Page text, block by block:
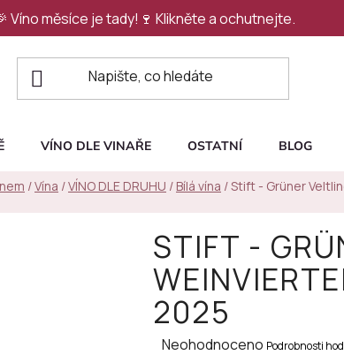
Víno měsíce je tady!🍷 Klikněte a ochutnejte.
VÍNO DLE VINAŘE OSTATNÍ BLOG
/Vína /VÍNO DLE DRUHU / Bílá vína /Stift - Grüner
STIFT -
2025
Průměrné
Neohodnoceno Podrobnosti